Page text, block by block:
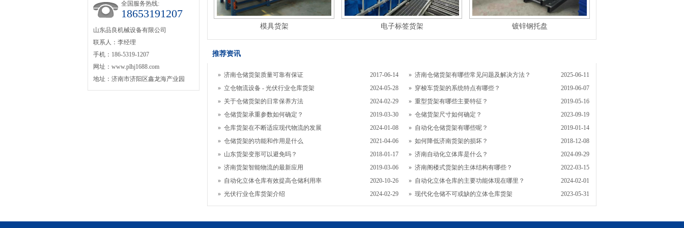
全国服务热线:
18653191207
山东品良机械设备有限公司
联系人：李经理
手机：186-5319-1207
网址：www.plhj1688.com
地址：济南市济阳区鑫龙海产业园
模具货架 电子标签货架 镀锌钢托盘
推荐资讯
2017-06-14
» 济南仓储货架质量可靠有保证 2025-06-11
» 济南仓储货架有哪些常见问题及解决方法？
2024-05-28
» 立仓物流设备 - 光伏行业仓库货架 2019-06-07
» 穿梭车货架的系统特点有哪些？
2024-02-29
» 关于仓储货架的日常保养方法 2019-05-16
» 重型货架有哪些主要特征？
2019-03-30
» 仓储货架承重参数如何确定？ 2023-09-19
» 仓储货架尺寸如何确定？
2024-01-08
» 仓库货架在不断适应现代物流的发展 2019-01-14
» 自动化仓储货架有哪些呢？
2021-04-06
» 仓储货架的功能和作用是什么 2018-12-08
» 如何降低济南货架的损坏？
2018-01-17
» 山东货架变形可以避免吗？ 2024-09-29
» 济南自动化立体库是什么？
2019-03-06
» 济南货架智能物流的最新应用 2022-03-15
» 济南阁楼式货架的主体结构有哪些？
2020-10-26
» 自动化立体仓库有效提高仓储利用率 2024-02-01
» 自动化立体仓库的主要功能体现在哪里？
2024-02-29
» 光伏行业仓库货架介绍 2023-05-31
» 现代化仓储不可或缺的立体仓库货架